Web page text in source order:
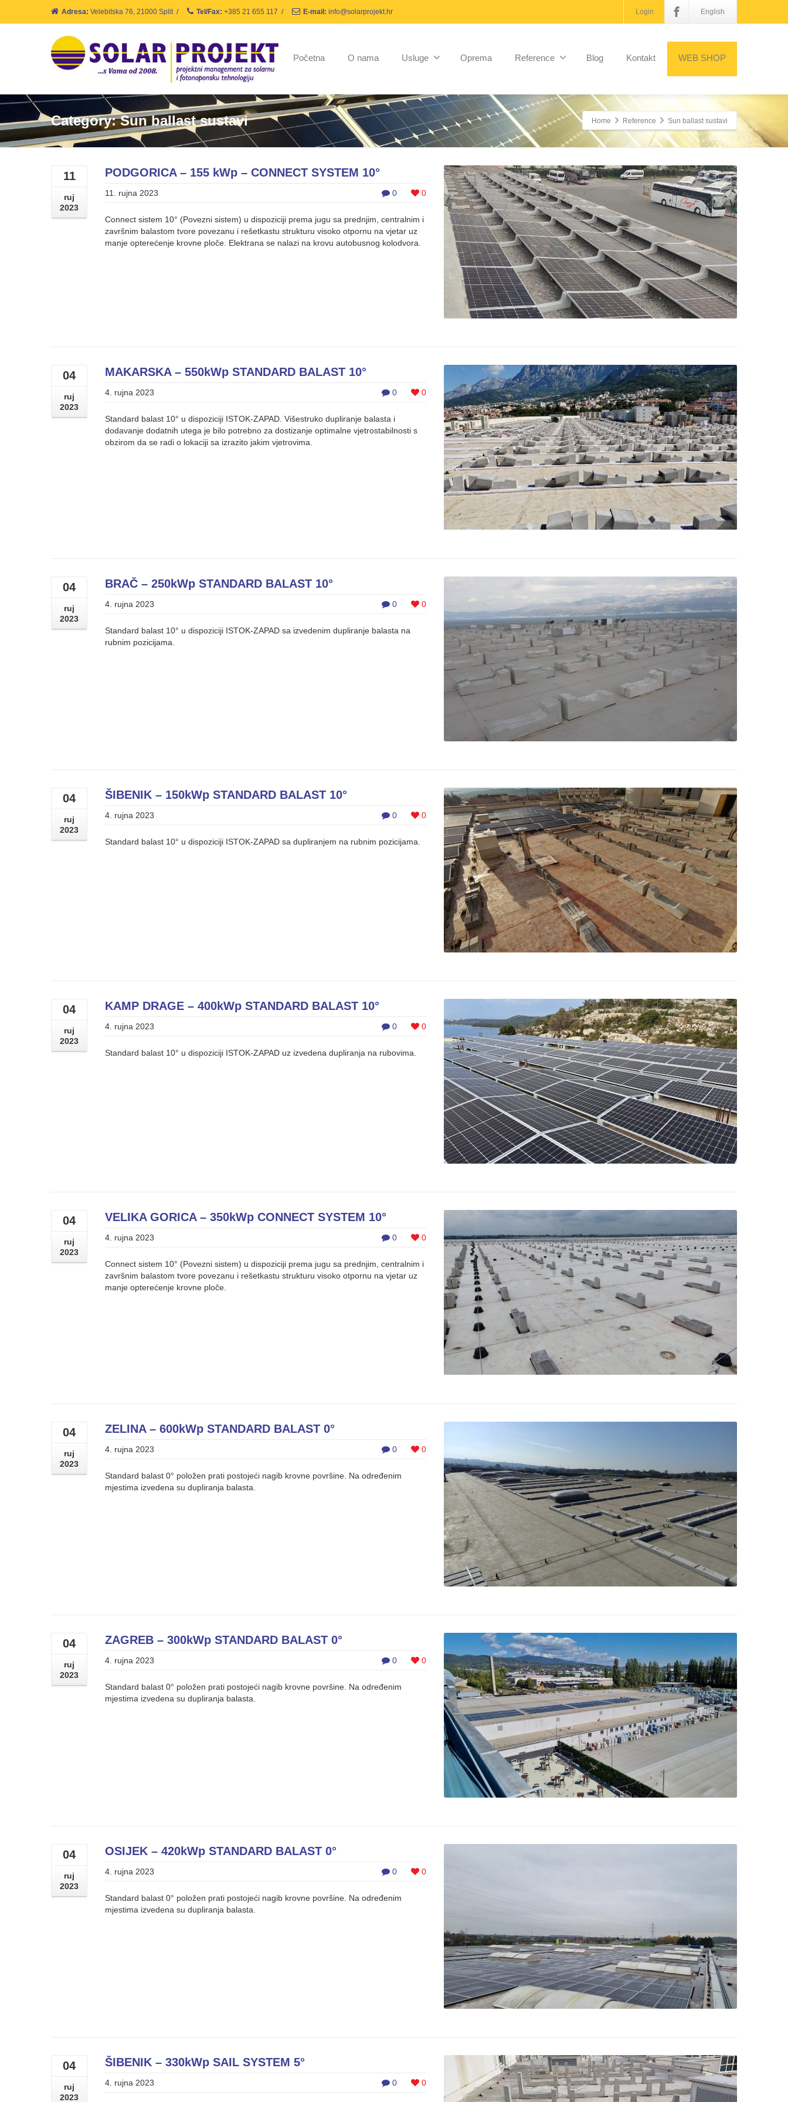
Adresa: Velebitska 76, 21000 Split / Tel/Fax: +385 21 655 117 / E-mail: info@solarprojekt.hr Login English
Početna O nama Usluge Oprema Reference Blog Kontakt WEB SHOP
Category: Sun ballast sustavi Home Reference Sun ballast sustavi
11
ruj
2023
PODGORICA – 155 kWp – CONNECT SYSTEM 10°
0 0
11. rujna 2023
Connect sistem 10° (Povezni sistem) u dispoziciji prema jugu sa prednjim, centralnim i
završnim balastom tvore povezanu i rešetkastu strukturu visoko otpornu na vjetar uz
manje opterećenje krovne ploče. Elektrana se nalazi na krovu autobusnog kolodvora.
04
ruj
2023
MAKARSKA – 550kWp STANDARD BALAST 10°
0 0
4. rujna 2023
Standard balast 10° u dispoziciji ISTOK-ZAPAD. Višestruko dupliranje balasta i
dodavanje dodatnih utega je bilo potrebno za dostizanje optimalne vjetrostabilnosti s
obzirom da se radi o lokaciji sa izrazito jakim vjetrovima.
04
ruj
2023
BRAČ – 250kWp STANDARD BALAST 10°
0 0
4. rujna 2023
Standard balast 10° u dispoziciji ISTOK-ZAPAD sa izvedenim dupliranje balasta na
rubnim pozicijama.
04
ruj
2023
ŠIBENIK – 150kWp STANDARD BALAST 10°
0 0
4. rujna 2023
Standard balast 10° u dispoziciji ISTOK-ZAPAD sa dupliranjem na rubnim pozicijama.
04
ruj
2023
KAMP DRAGE – 400kWp STANDARD BALAST 10°
0 0
4. rujna 2023
Standard balast 10° u dispoziciji ISTOK-ZAPAD uz izvedena dupliranja na rubovima.
04
ruj
2023
VELIKA GORICA – 350kWp CONNECT SYSTEM 10°
0 0
4. rujna 2023
Connect sistem 10° (Povezni sistem) u dispoziciji prema jugu sa prednjim, centralnim i
završnim balastom tvore povezanu i rešetkastu strukturu visoko otpornu na vjetar uz
manje opterećenje krovne ploče.
04
ruj
2023
ZELINA – 600kWp STANDARD BALAST 0°
0 0
4. rujna 2023
Standard balast 0° položen prati postojeći nagib krovne površine. Na određenim
mjestima izvedena su dupliranja balasta.
04
ruj
2023
ZAGREB – 300kWp STANDARD BALAST 0°
0 0
4. rujna 2023
Standard balast 0° položen prati postojeći nagib krovne površine. Na određenim
mjestima izvedena su dupliranja balasta.
04
ruj
2023
OSIJEK – 420kWp STANDARD BALAST 0°
0 0
4. rujna 2023
Standard balast 0° položen prati postojeći nagib krovne površine. Na određenim
mjestima izvedena su dupliranja balasta.
04
ruj
2023
ŠIBENIK – 330kWp SAIL SYSTEM 5°
0 0
4. rujna 2023